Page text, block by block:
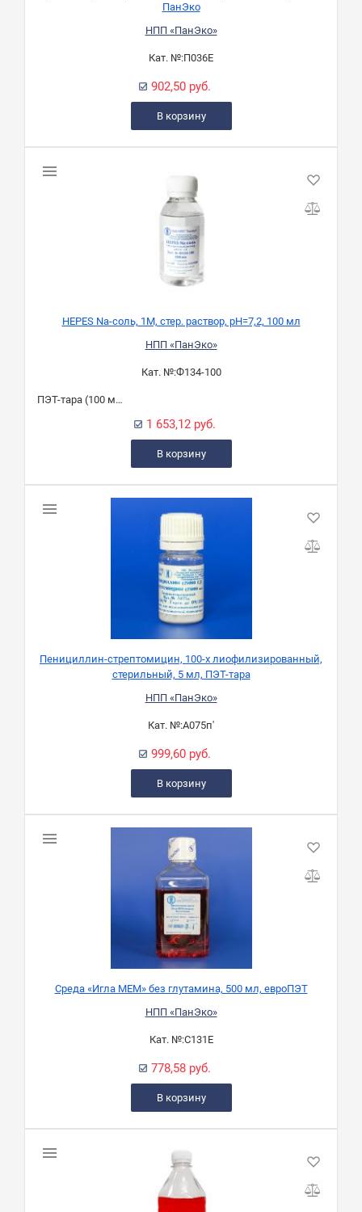
ПанЭко
НПП «ПанЭко»
Кат. №:П036Е
902,50 руб.
В корзину
HEPES Na-соль, 1М, стер. раствор, рН=7,2, 100 мл
НПП «ПанЭко»
Кат. №:Ф134-100
ПЭТ-тара (100 мл)
1 653,12 руб.
В корзину
Пенициллин-стрептомицин, 100-х лиофилизированный,
стерильный, 5 мл, ПЭТ-тара
НПП «ПанЭко»
Кат. №:А075п'
999,60 руб.
В корзину
Среда «Игла МЕМ» без глутамина, 500 мл, евроПЭТ
НПП «ПанЭко»
Кат. №:С131Е
778,58 руб.
В корзину